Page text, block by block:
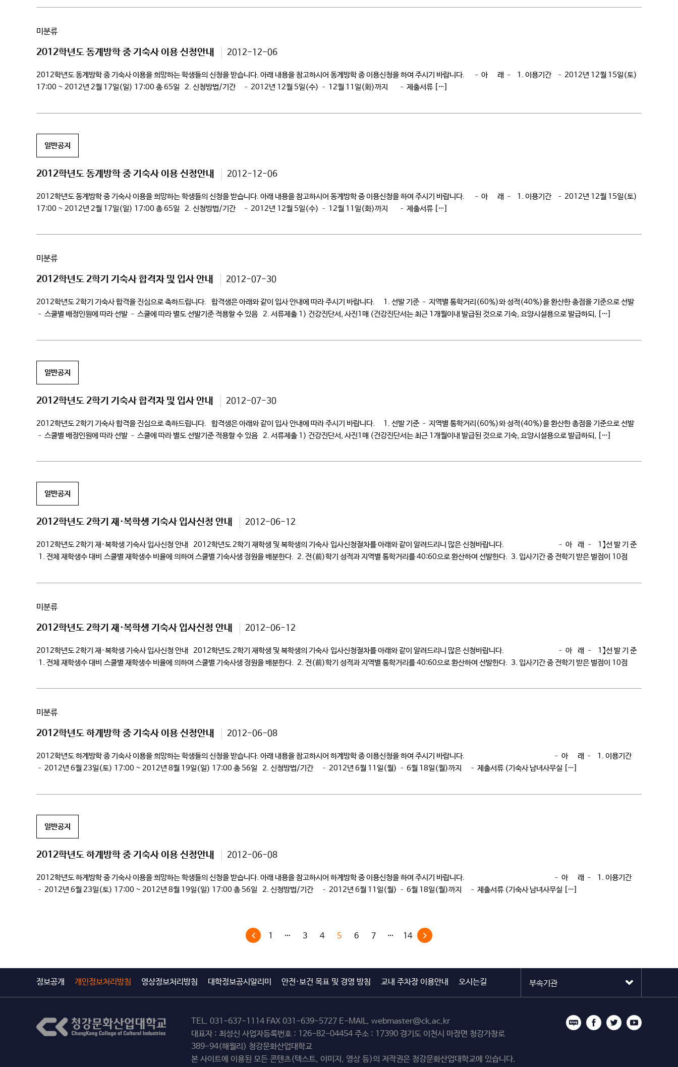
미분류
2012학년도 동계방학 중 기숙사 이용 신청안내 2012-12-06
2012학년도 동계방학 중 기숙사 이용을 희망하는 학생들의 신청을 받습니다. 아래 내용을 참고하시어 동계방학 중 이용신청을 하여 주시기 바랍니다. – 아 래 – 1. 이용기간 – 2012년 12월 15일(토)
17:00 ~ 2012년 2월 17일(일) 17:00 총 65일 2. 신청방법/기간 – 2012년 12월 5일(수) – 12월 11일(화)까지 – 제출서류 […]
일반공지
2012학년도 동계방학 중 기숙사 이용 신청안내 2012-12-06
2012학년도 동계방학 중 기숙사 이용을 희망하는 학생들의 신청을 받습니다. 아래 내용을 참고하시어 동계방학 중 이용신청을 하여 주시기 바랍니다. – 아 래 – 1. 이용기간 – 2012년 12월 15일(토)
17:00 ~ 2012년 2월 17일(일) 17:00 총 65일 2. 신청방법/기간 – 2012년 12월 5일(수) – 12월 11일(화)까지 – 제출서류 […]
미분류
2012학년도 2학기 기숙사 합격자 및 입사 안내 2012-07-30
2012학년도 2학기 기숙사 합격을 진심으로 축하드립니다. 합격생은 아래와 같이 입사 안내에 따라 주시기 바랍니다. 1. 선발 기준 – 지역별 통학거리(60%)와 성적(40%)을 환산한 총점을 기준으로 선발
– 스쿨별 배정인원에 따라 선발 – 스쿨에 따라 별도 선발기준 적용할 수 있음 2. 서류제출 1) 건강진단서, 사진1매 (건강진단서는 최근 1개월이내 발급된 것으로 기숙, 요양시설용으로 발급하되, […]
일반공지
2012학년도 2학기 기숙사 합격자 및 입사 안내 2012-07-30
2012학년도 2학기 기숙사 합격을 진심으로 축하드립니다. 합격생은 아래와 같이 입사 안내에 따라 주시기 바랍니다. 1. 선발 기준 – 지역별 통학거리(60%)와 성적(40%)을 환산한 총점을 기준으로 선발
– 스쿨별 배정인원에 따라 선발 – 스쿨에 따라 별도 선발기준 적용할 수 있음 2. 서류제출 1) 건강진단서, 사진1매 (건강진단서는 최근 1개월이내 발급된 것으로 기숙, 요양시설용으로 발급하되, […]
일반공지
2012학년도 2학기 재·복학생 기숙사 입사신청 안내 2012-06-12
2012학년도 2학기 재·복학생 기숙사 입사신청 안내 2012학년도 2학기 재학생 및 복학생의 기숙사 입사신청절차를 아래와 같이 알려드리니 많은 신청바랍니다. – 아 래 – 1】선 발 기 준
1. 전체 재학생수 대비 스쿨별 재학생수 비율에 의하여 스쿨별 기숙사생 정원을 배분한다. 2. 전(前)학기 성적과 지역별 통학거리를 40:60으로 환산하여 선발한다. 3. 입사기간 중 전학기 받은 벌점이 10점
미분류
2012학년도 2학기 재·복학생 기숙사 입사신청 안내 2012-06-12
2012학년도 2학기 재·복학생 기숙사 입사신청 안내 2012학년도 2학기 재학생 및 복학생의 기숙사 입사신청절차를 아래와 같이 알려드리니 많은 신청바랍니다. – 아 래 – 1】선 발 기 준
1. 전체 재학생수 대비 스쿨별 재학생수 비율에 의하여 스쿨별 기숙사생 정원을 배분한다. 2. 전(前)학기 성적과 지역별 통학거리를 40:60으로 환산하여 선발한다. 3. 입사기간 중 전학기 받은 벌점이 10점
미분류
2012학년도 하계방학 중 기숙사 이용 신청안내 2012-06-08
2012학년도 하계방학 중 기숙사 이용을 희망하는 학생들의 신청을 받습니다. 아래 내용을 참고하시어 하계방학 중 이용신청을 하여 주시기 바랍니다. – 아 래 – 1. 이용기간
– 2012년 6월 23일(토) 17:00 ~ 2012년 8월 19일(일) 17:00 총 56일 2. 신청방법/기간 – 2012년 6월 11일(월) – 6월 18일(월)까지 – 제출서류 (기숙사 남녀사무실 […]
일반공지
2012학년도 하계방학 중 기숙사 이용 신청안내 2012-06-08
2012학년도 하계방학 중 기숙사 이용을 희망하는 학생들의 신청을 받습니다. 아래 내용을 참고하시어 하계방학 중 이용신청을 하여 주시기 바랍니다. – 아 래 – 1. 이용기간
– 2012년 6월 23일(토) 17:00 ~ 2012년 8월 19일(일) 17:00 총 56일 2. 신청방법/기간 – 2012년 6월 11일(월) – 6월 18일(월)까지 – 제출서류 (기숙사 남녀사무실 […]
1 … 3 4 5 6 7 … 14
정보공개 개인정보처리방침 영상정보처리방침 대학정보공시알리미 안전·보건 목표 및 경영 방침 교내 주차장 이용안내 오시는길
TEL. 031-637-1114 FAX 031-639-5727 E-MAIL. webmaster@ck.ac.kr
대표자 : 최성신 사업자등록번호 : 126-82-04454 주소 : 17390 경기도 이천시 마장면 청강가창로
389-94(해월리) 청강문화산업대학교
본 사이트에 이용된 모든 콘텐츠(텍스트, 이미지, 영상 등)의 저작권은 청강문화산업대학교에 있습니다.